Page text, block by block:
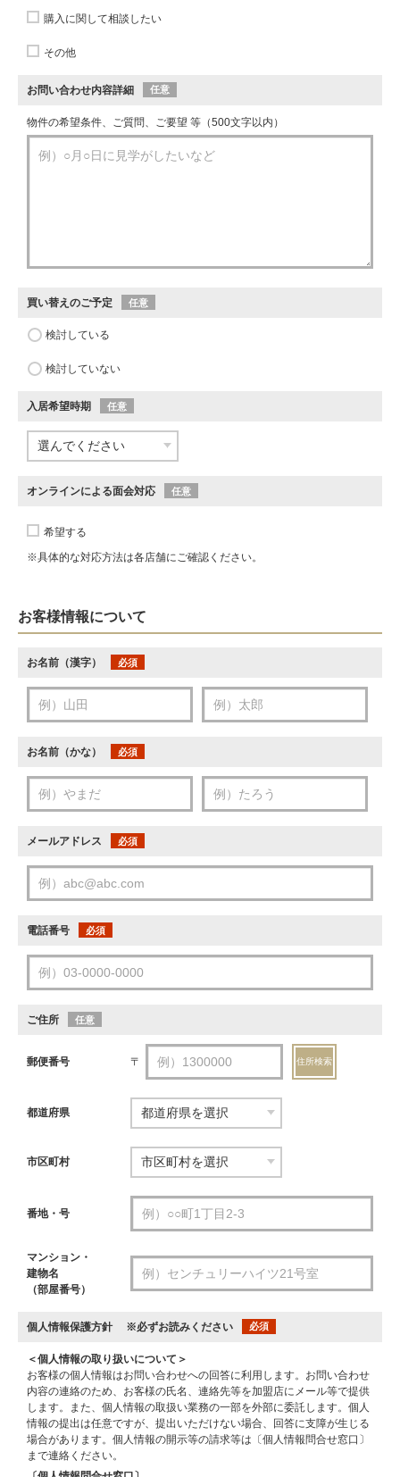
購入に関して相談したい
その他
お問い合わせ内容詳細 任意
物件の希望条件、ご質問、ご要望 等（500文字以内）
買い替えのご予定 任意
検討している
検討していない
入居希望時期 任意
オンラインによる面会対応 任意
希望する
※具体的な対応方法は各店舗にご確認ください。
お客様情報について
お名前（漢字） 必須
お名前（かな） 必須
メールアドレス 必須
電話番号 必須
ご住所 任意
郵便番号 〒 住所検索
都道府県
市区町村
番地・号
マンション・
建物名
（部屋番号）
個人情報保護方針 ※必ずお読みください 必須
＜個人情報の取り扱いについて＞
お客様の個人情報はお問い合わせへの回答に利用します。お問い合わせ
内容の連絡のため、お客様の氏名、連絡先等を加盟店にメール等で提供
します。また、個人情報の取扱い業務の一部を外部に委託します。個人
情報の提出は任意ですが、提出いただけない場合、回答に支障が生じる
場合があります。個人情報の開示等の請求等は〔個人情報問合せ窓口〕
まで連絡ください。